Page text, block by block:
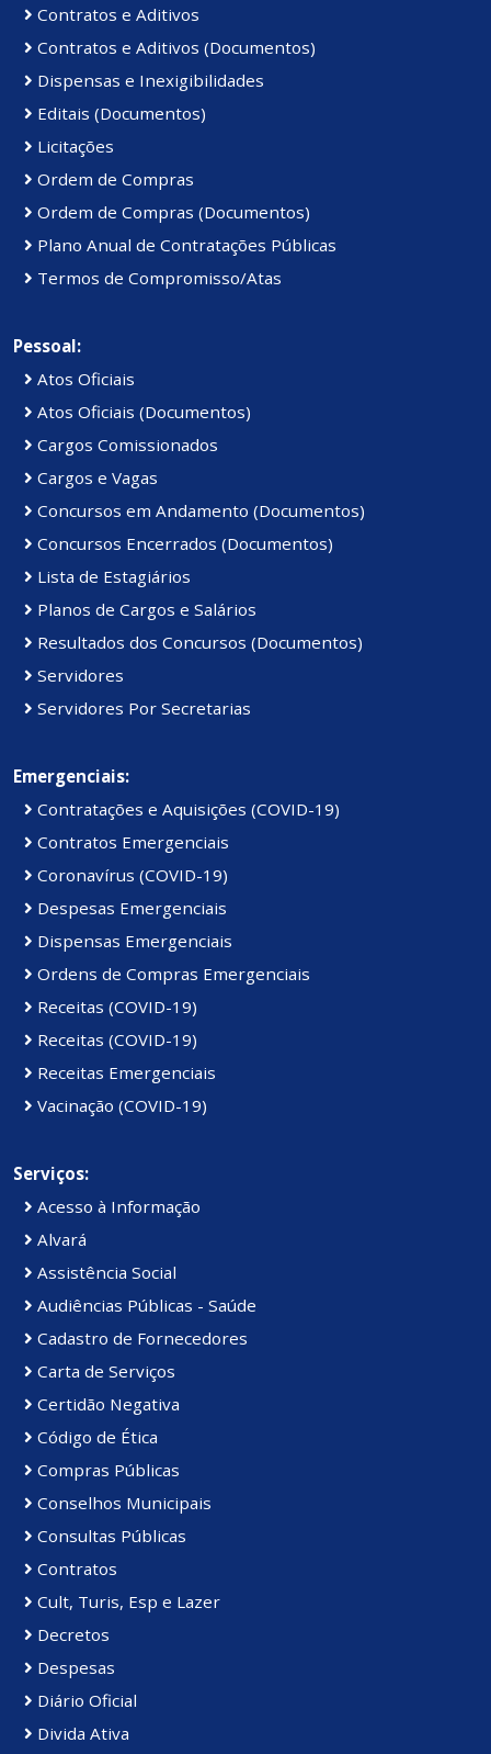
Contratos e Aditivos
Contratos e Aditivos (Documentos)
Dispensas e Inexigibilidades
Editais (Documentos)
Licitações
Ordem de Compras
Ordem de Compras (Documentos)
Plano Anual de Contratações Públicas
Termos de Compromisso/Atas
Pessoal:
Atos Oficiais
Atos Oficiais (Documentos)
Cargos Comissionados
Cargos e Vagas
Concursos em Andamento (Documentos)
Concursos Encerrados (Documentos)
Lista de Estagiários
Planos de Cargos e Salários
Resultados dos Concursos (Documentos)
Servidores
Servidores Por Secretarias
Emergenciais:
Contratações e Aquisições (COVID-19)
Contratos Emergenciais
Coronavírus (COVID-19)
Despesas Emergenciais
Dispensas Emergenciais
Ordens de Compras Emergenciais
Receitas (COVID-19)
Receitas (COVID-19)
Receitas Emergenciais
Vacinação (COVID-19)
Serviços:
Acesso à Informação
Alvará
Assistência Social
Audiências Públicas - Saúde
Cadastro de Fornecedores
Carta de Serviços
Certidão Negativa
Código de Ética
Compras Públicas
Conselhos Municipais
Consultas Públicas
Contratos
Cult, Turis, Esp e Lazer
Decretos
Despesas
Diário Oficial
Divida Ativa